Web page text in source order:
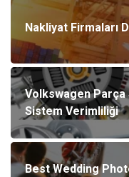
Nakliyat Firmaları
Volkswagen Parça
Sistem Verimliliği
Best Wedding